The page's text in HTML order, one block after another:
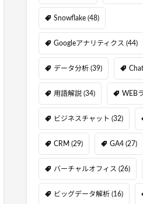
Snowflake (48)
Googleアナリティクス (44)
データ分析 (39)
用語解説 (34) WEB
ビジネスチャット (32)
CRM (29) GA4 (27)
バーチャルオフィス (26)
ビッグデータ解析 (16)